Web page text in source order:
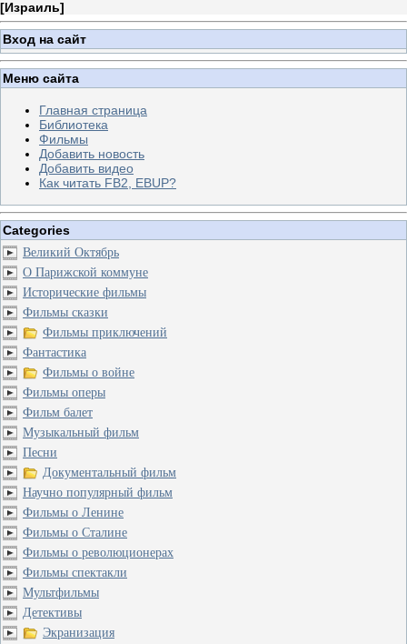
[Израиль]
Вход на сайт
Меню сайта
Главная страница
Библиотека
Фильмы
Добавить новость
Добавить видео
Как читать FB2, EBUP?
Categories
Великий Октябрь
О Парижской коммуне
Исторические фильмы
Фильмы сказки
Фильмы приключений
Фантастика
Фильмы о войне
Фильмы оперы
Фильм балет
Музыкальный фильм
Песни
Документальный фильм
Научно популярный фильм
Фильмы о Ленине
Фильмы о Сталине
Фильмы о революционерах
Фильмы спектакли
Мультфильмы
Детективы
Экранизация